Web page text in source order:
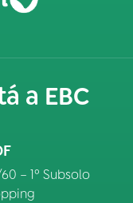
a EBC
– 1º Subsolo